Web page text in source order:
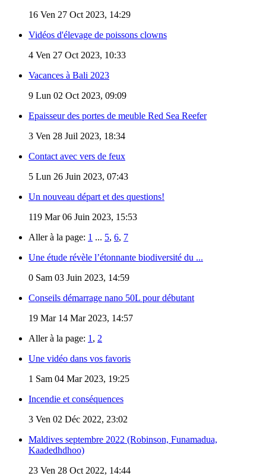
16 Ven 27 Oct 2023, 14:29
Vidéos d'élevage de poissons clowns
4 Ven 27 Oct 2023, 10:33
Vacances à Bali 2023
9 Lun 02 Oct 2023, 09:09
Epaisseur des portes de meuble Red Sea Reefer
3 Ven 28 Juil 2023, 18:34
Contact avec vers de feux
5 Lun 26 Juin 2023, 07:43
Un nouveau départ et des questions!
119 Mar 06 Juin 2023, 15:53
Aller à la page: 1 ... 5, 6, 7
Une étude révèle l’étonnante biodiversité du ...
0 Sam 03 Juin 2023, 14:59
Conseils démarrage nano 50L pour débutant
19 Mar 14 Mar 2023, 14:57
Aller à la page: 1 , 2
Une vidéo dans vos favoris
1 Sam 04 Mar 2023, 19:25
Incendie et conséquences
3 Ven 02 Déc 2022, 23:02
Maldives septembre 2022 (Robinson, Funamadua,
Kaadedhdhoo)
23 Ven 28 Oct 2022, 14:44